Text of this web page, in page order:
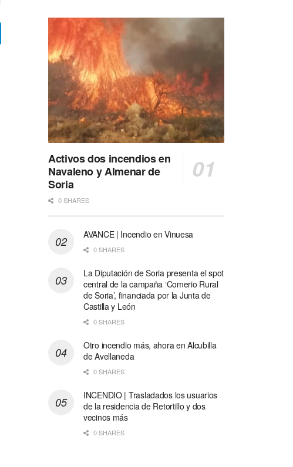
Activos dos incendios en
Navaleno y Almenar de
Soria
0 SHARES
AVANCE | Incendio en Vinuesa
0 SHARES
La Diputación de Soria presenta el spot
central de la campaña ‘Comerio Rural
de Soria’, financiada por la Junta de
Castilla y León
0 SHARES
Otro incendio más, ahora en Alcubilla
de Avellaneda
0 SHARES
INCENDIO | Trasladados los usuarios
de la residencia de Retortillo y dos
vecinos más
0 SHARES